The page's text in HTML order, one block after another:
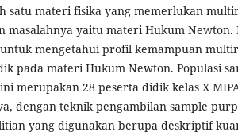
satu materi fisika yang memerlukan
masalahnya yaitu materi Hukum Newton.
mengetahui profil kemampuan
pada materi Hukum Newton. Populasi
merupakan 28 peserta didik kelas X
dengan teknik pengambilan sample
yang digunakan berupa deskriptif